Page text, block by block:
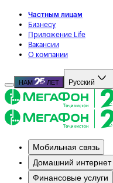
Частным лицам
Бизнесу
Приложение Life
Вакансии
О компании
НАМ ЛЕТ Русский
Мобильная связь
Домашний интернет
Финансовые услуги